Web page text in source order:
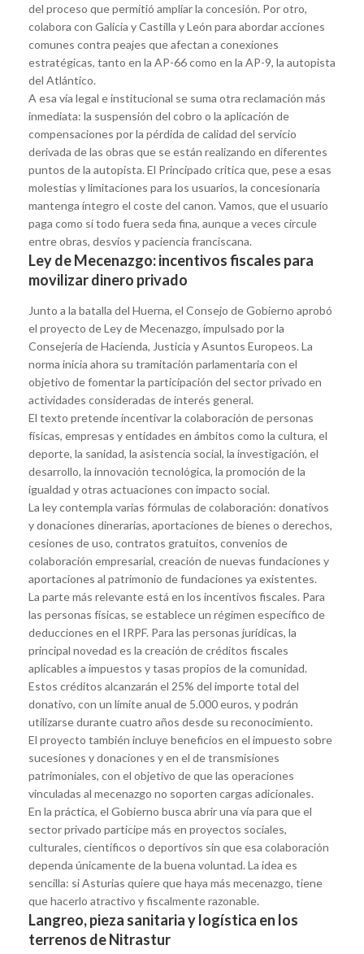
del proceso que permitió ampliar la concesión. Por otro,
colabora con Galicia y Castilla y León para abordar acciones
comunes contra peajes que afectan a conexiones
estratégicas, tanto en la AP-66 como en la AP-9, la autopista
del Atlántico.
A esa vía legal e institucional se suma otra reclamación más
inmediata: la suspensión del cobro o la aplicación de
compensaciones por la pérdida de calidad del servicio
derivada de las obras que se están realizando en diferentes
puntos de la autopista. El Principado critica que, pese a esas
molestias y limitaciones para los usuarios, la concesionaria
mantenga íntegro el coste del canon. Vamos, que el usuario
paga como si todo fuera seda fina, aunque a veces circule
entre obras, desvíos y paciencia franciscana.
Ley de Mecenazgo: incentivos fiscales para
movilizar dinero privado
Junto a la batalla del Huerna, el Consejo de Gobierno aprobó
el proyecto de Ley de Mecenazgo, impulsado por la
Consejería de Hacienda, Justicia y Asuntos Europeos. La
norma inicia ahora su tramitación parlamentaria con el
objetivo de fomentar la participación del sector privado en
actividades consideradas de interés general.
El texto pretende incentivar la colaboración de personas
físicas, empresas y entidades en ámbitos como la cultura, el
deporte, la sanidad, la asistencia social, la investigación, el
desarrollo, la innovación tecnológica, la promoción de la
igualdad y otras actuaciones con impacto social.
La ley contempla varias fórmulas de colaboración: donativos
y donaciones dinerarias, aportaciones de bienes o derechos,
cesiones de uso, contratos gratuitos, convenios de
colaboración empresarial, creación de nuevas fundaciones y
aportaciones al patrimonio de fundaciones ya existentes.
La parte más relevante está en los incentivos fiscales. Para
las personas físicas, se establece un régimen específico de
deducciones en el IRPF. Para las personas jurídicas, la
principal novedad es la creación de créditos fiscales
aplicables a impuestos y tasas propios de la comunidad.
Estos créditos alcanzarán el 25% del importe total del
donativo, con un límite anual de 5.000 euros, y podrán
utilizarse durante cuatro años desde su reconocimiento.
El proyecto también incluye beneficios en el impuesto sobre
sucesiones y donaciones y en el de transmisiones
patrimoniales, con el objetivo de que las operaciones
vinculadas al mecenazgo no soporten cargas adicionales.
En la práctica, el Gobierno busca abrir una vía para que el
sector privado participe más en proyectos sociales,
culturales, científicos o deportivos sin que esa colaboración
dependa únicamente de la buena voluntad. La idea es
sencilla: si Asturias quiere que haya más mecenazgo, tiene
que hacerlo atractivo y fiscalmente razonable.
Langreo, pieza sanitaria y logística en los
terrenos de Nitrastur